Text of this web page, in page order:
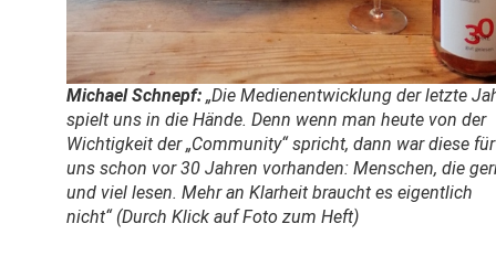
Michael Schnepf: „Die Medienentwicklung der letzte
spielt uns in die Hände. Denn wenn man heute von der
Wichtigkeit der „Community“ spricht, dann war diese für
uns schon vor 30 Jahren vorhanden: Menschen, die
und viel lesen. Mehr an Klarheit braucht es eigentlich
nicht“ (Durch Klick auf Foto zum Heft)